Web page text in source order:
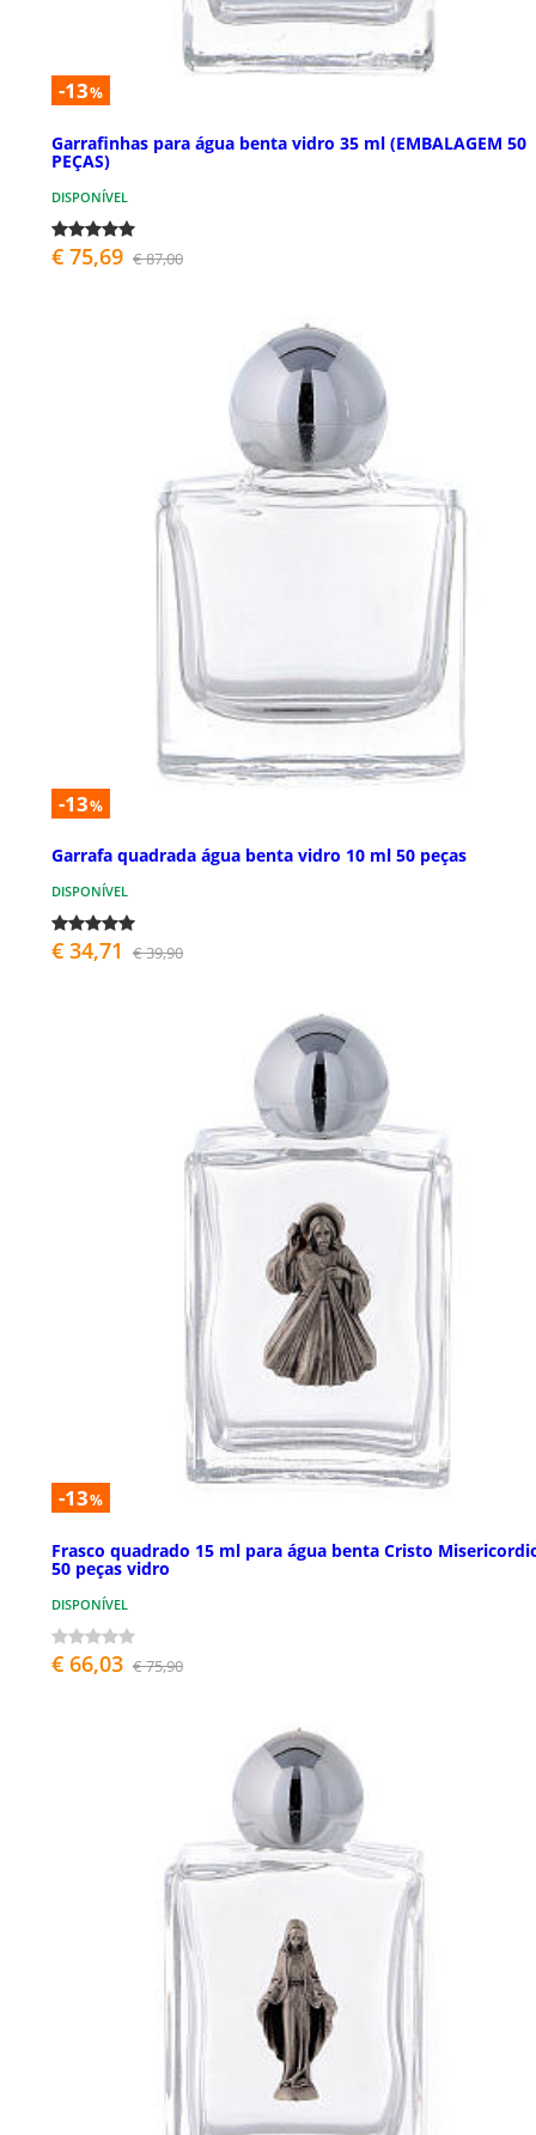
-13%
Garrafinhas para água benta vidro 35 ml (EMBALAGEM 50
PEÇAS)
DISPONÍVEL
€ 75,69 € 87,00
-13%
Garrafa quadrada água benta vidro 10 ml 50 peças
DISPONÍVEL
€ 34,71 € 39,90
-13%
Frasco quadrado 15 ml para água benta Cristo
50 peças vidro
DISPONÍVEL
€ 66,03 € 75,90